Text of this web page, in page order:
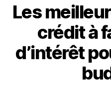
Les
crédit à
d’intérêt